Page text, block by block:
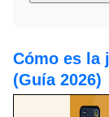
Cómo es la
(Guía 2026)